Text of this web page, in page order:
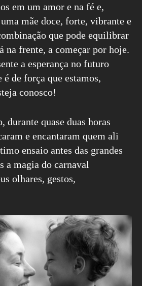
em um amor e na fé e,
mãe doce, forte, vibrante e
que pode equilibrar
na frente, a começar por hoje.
a esperança no futuro
é de força que estamos,
conosco!
durante quase duas horas
e encantaram quem ali
ensaio antes das grandes
a magia do carnaval
olhares, gestos,